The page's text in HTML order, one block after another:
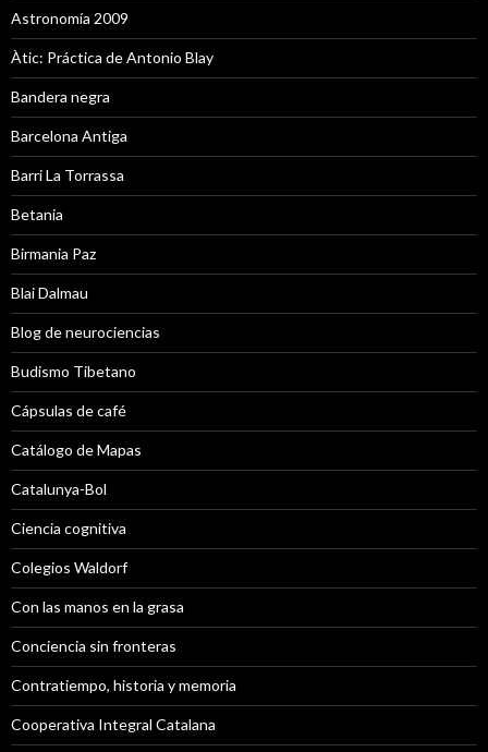
Astronomía 2009
Àtic: Práctica de Antonio Blay
Bandera negra
Barcelona Antiga
Barri La Torrassa
Betania
Birmania Paz
Blai Dalmau
Blog de neurociencias
Budismo Tibetano
Cápsulas de café
Catálogo de Mapas
Catalunya-Bol
Ciencia cognitiva
Colegios Waldorf
Con las manos en la grasa
Conciencia sin fronteras
Contratiempo, historia y memoria
Cooperativa Integral Catalana